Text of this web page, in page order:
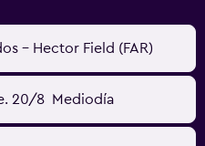
- Hector Field (FAR)
20/8 Mediodía